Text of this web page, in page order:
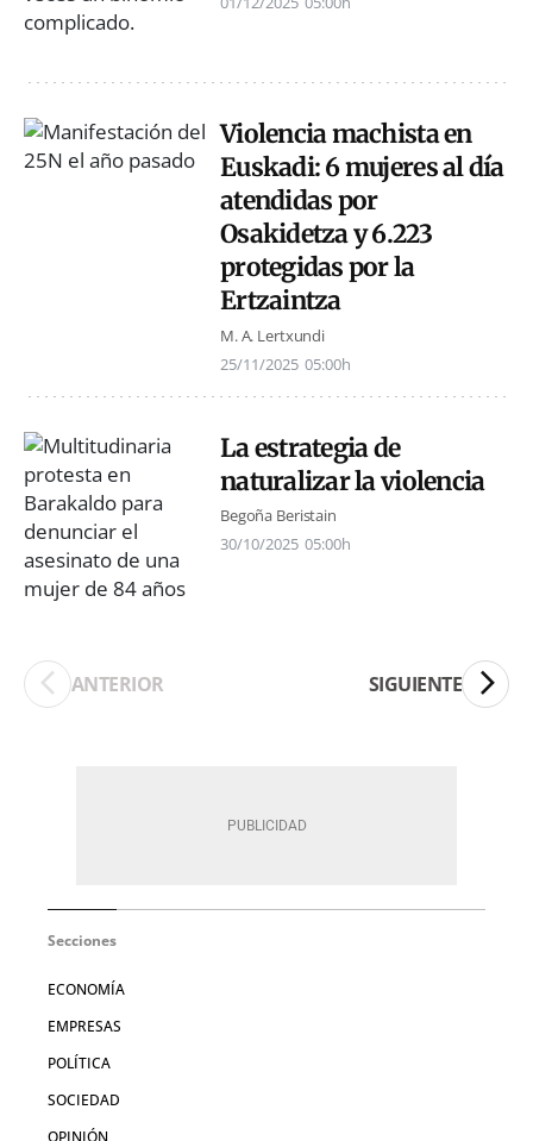
Violencia machista en
Euskadi: 6 mujeres al día
atendidas por
Osakidetza y 6.223
protegidas por la
Ertzaintza
M. A. Lertxundi
25/11/2025 05:00h
La estrategia de
naturalizar la violencia
Begoña Beristain
30/10/2025 05:00h
ANTERIOR SIGUIENTE
Secciones
ECONOMÍA
EMPRESAS
POLÍTICA
SOCIEDAD
OPINIÓN